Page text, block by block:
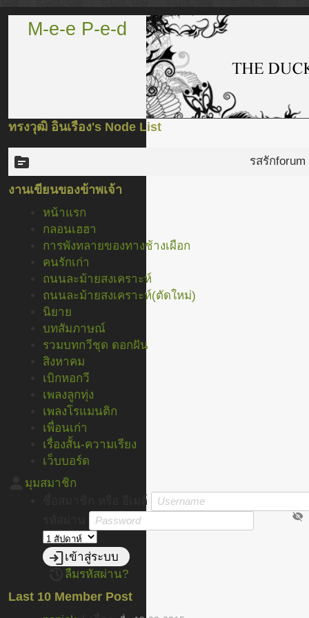
M-e-e P-e-d
ทรงวุฒิ อินเรือง's Node List
topic รสรักforum
งานเขียนของข้าพเจ้า
หน้าแรก
กลอนเฮฮา
การพังทลายของทางช้างเผือก
คนรักเก่า
ถนนละม้ายสงเคราะห์
ถนนละม้ายสงเคราะห์(ตัดใหม่)
นิยาย
บทสัมภาษณ์
รวมบทกวีชุด ดอกฝัน
สิงหาคม
เบิกหอกวี
เพลงลูกทุ่ง
เพลงโรแมนติก
เพื่อนเก่า
เรื่องสั้น-ความเรียง
เว็บบอร์ด
มุมสมาชิก
ชื่อสมาชิก หรือ อีเมล์
visibility_off
loginเข้าสู่ระบบ
ลืมรหัสผ่าน?
Last 10 Member Post